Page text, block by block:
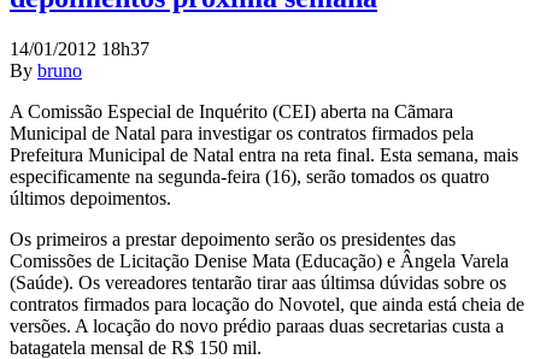
14/01/2012 18h37
By bruno
A Comissão Especial de Inquérito (CEI) aberta na Cãmara
Municipal de Natal para investigar os contratos firmados pela
Prefeitura Municipal de Natal entra na reta final. Esta semana, mais
especificamente na segunda-feira (16), serão tomados os quatro
últimos depoimentos.
Os primeiros a prestar depoimento serão os presidentes das
Comissões de Licitação Denise Mata (Educação) e Ângela Varela
(Saúde). Os vereadores tentarão tirar aas últimsa dúvidas sobre os
contratos firmados para locação do Novotel, que ainda está cheia de
versões. A locação do novo prédio paraas duas secretarias custa a
batagatela mensal de R$ 150 mil.